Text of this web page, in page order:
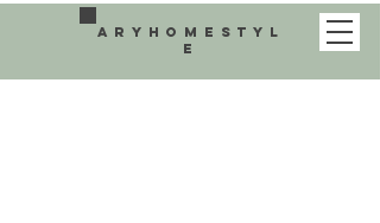
aryhomestyl
e